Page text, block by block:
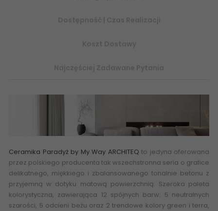
Ceramika Paradyż by My Way ARCHITEQ to jedyna oferowana
przez polskiego producenta tak wszechstronna seria o grafice
delikatnego, miękkiego i zbalansowanego tonalnie betonu z
przyjemną w dotyku matową powierzchnią. Szeroka paleta
kolorystyczna, zawierająca 12 spójnych barw: 5 neutralnych
szarości, 5 odcieni beżu oraz 2 trendowe kolory green i terra,